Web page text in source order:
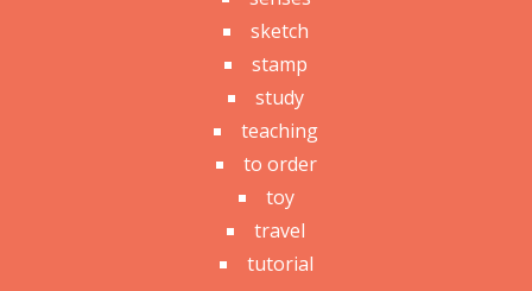
sketch
stamp
study
teaching
to order
toy
travel
tutorial